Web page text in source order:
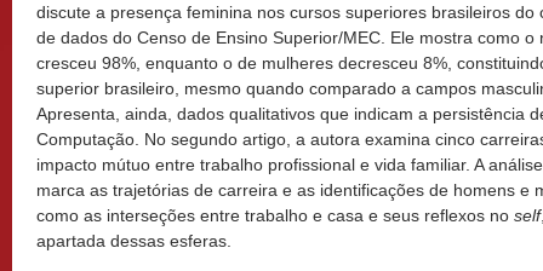
discute a presença feminina nos cursos superiores brasileiros
de dados do Censo de Ensino Superior/MEC. Ele mostra como
cresceu 98%, enquanto o de mulheres decresceu 8%,
superior brasileiro, mesmo quando comparado a campos
Apresenta, ainda, dados qualitativos que indicam a persistência
Computação. No segundo artigo, a autora examina cinco
impacto mútuo entre trabalho profissional e vida familiar. A
marca as trajetórias de carreira e as identificações de homens e
como as interseções entre trabalho e casa e seus reflexos no self
apartada dessas esferas.